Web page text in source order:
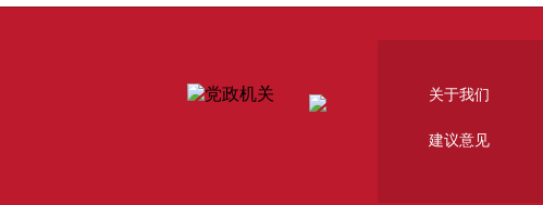
关于我们
建议意见